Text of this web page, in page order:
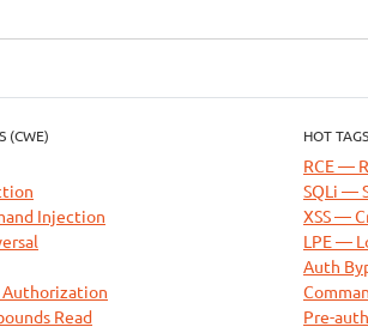
(CWE)
Injection
Read
HOT TAGS
RCE —
SQLi —
XSS —
LPE —
Auth
Pre-